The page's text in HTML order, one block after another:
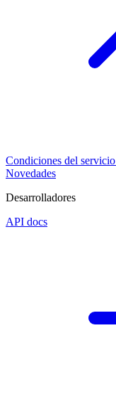
Condiciones del servicio
Novedades
Desarrolladores
API docs